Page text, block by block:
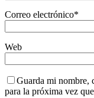
Correo electrónico*
Web
Guarda mi nombre,
para la próxima vez